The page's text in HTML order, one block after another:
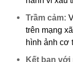
Trầm cảm:
trên mạng
hình ảnh cơ
Kết bạn